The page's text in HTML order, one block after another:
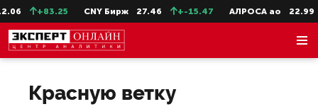
+83.25 CNY Бирж 27.46 +-15.47 АЛРОСА ао 22.99
Красную ветку